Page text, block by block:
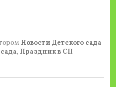
«Ивана Купала»»
Новости Детского сада
, Праздник в СП